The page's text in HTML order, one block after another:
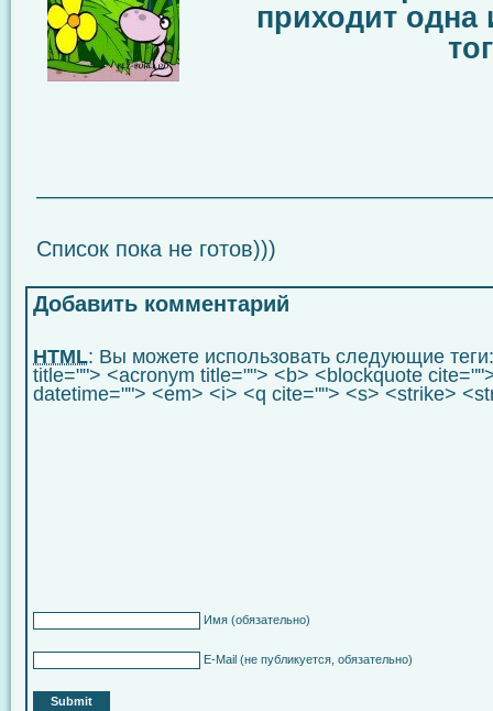
приходит
Список пока не готов)))
Добавить комментарий
HTML: Вы можете использовать следующие
title=""> <acronym title=""> <b> <blockquote
datetime=""> <em> <i> <q cite=""> <s> <strike>
Имя (обязательно)
E-Mail (не публикуется, обязательно)